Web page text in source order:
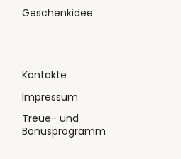
Geschenkidee
Kontakte
Impressum
Treue- und
Bonusprogramm